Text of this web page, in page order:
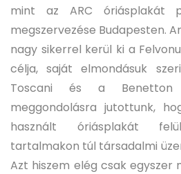
mint az ARC óriásplakát
megszervezése Budapesten.
nagy sikerrel kerül ki a
célja, saját elmondásuk
Toscani és a
meggondolásra jutottunk,
használt óriásplakát
tartalmakon túl társadalmi
Azt hiszem elég csak egyszer